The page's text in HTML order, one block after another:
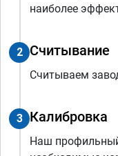
наиболее
2 Считывание
Считываем
3 Калибровка
Наш